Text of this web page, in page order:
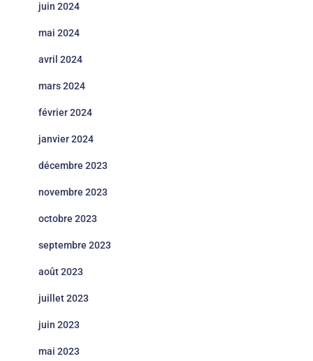
juin 2024
mai 2024
avril 2024
mars 2024
février 2024
janvier 2024
décembre 2023
novembre 2023
octobre 2023
septembre 2023
août 2023
juillet 2023
juin 2023
mai 2023